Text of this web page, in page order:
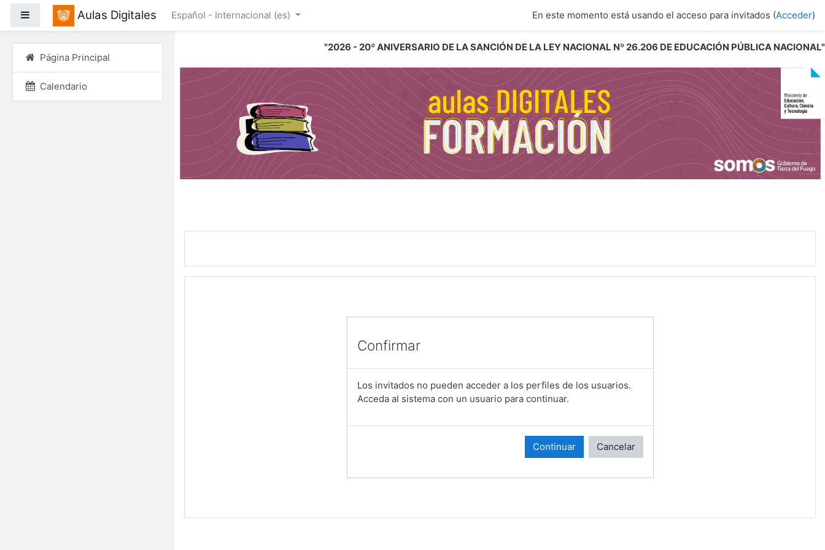
"2026 - 20º ANIVERSARIO DE LA SANCIÓN DE LA LEY NACIONAL Nº 26.206 DE EDUCACIÓN PÚBLICA NACIONAL"
Panel lateralAulas Digitales Español - Internacional ‎(es)‎ En este momento está usando el acceso para invitados (Acceder)
Confirmar
Los invitados no pueden acceder a los perfiles de los usuarios.
Acceda al sistema con un usuario para continuar.
Continuar Cancelar
Página Principal
Calendario